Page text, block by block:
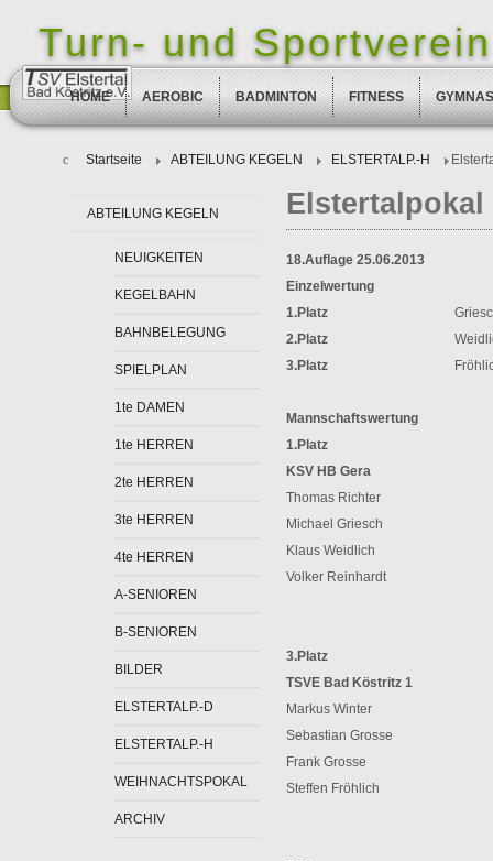
HOME AEROBIC BADMINTON FITNESS
Turn- und
Startseite ABTEILUNG KEGELN ELSTERTALP.-H
ABTEILUNG KEGELN
NEUIGKEITEN
KEGELBAHN
BAHNBELEGUNG
SPIELPLAN
1te DAMEN
1te HERREN
2te HERREN
3te HERREN
4te HERREN
A-SENIOREN
B-SENIOREN
BILDER
ELSTERTALP.-D
ELSTERTALP.-H
WEIHNACHTSPOKAL
ARCHIV
Elstertalpokal
18.Auflage 25.06.2013
Einzelwertung
1.Platz
2.Platz
3.Platz
Mannschaftswertung
1.Platz
KSV HB Gera
Thomas Richter
Michael Griesch
Klaus Weidlich
Volker Reinhardt
3.Platz
TSVE Bad Köstritz 1
Markus Winter
Sebastian Grosse
Frank Grosse
Steffen Fröhlich